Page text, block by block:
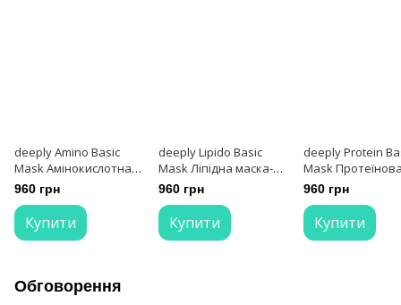
deeply Amino Basic
Mask Амінокислотна
маска-підкладка для
волосся 300 мл
960 грн
Купити
deeply Lipido Basic
Mask Ліпідна маска-
підкладка для волосся
300 мл
960 грн
Купити
deeply Protein
Mask
маска-підкладка
волосся 300 мл
960 грн
Купити
Обговорення